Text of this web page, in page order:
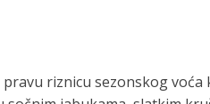
riznicu sezonskog